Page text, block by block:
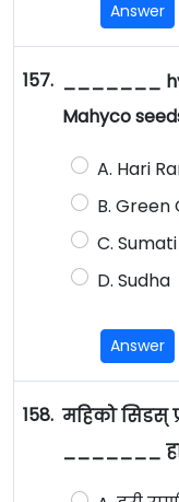
Answer
157. _______
Mahyco
A. Hari
B. Green
C. Sumati
D. Sudha
Answer
158. महिको सिडस्
_______